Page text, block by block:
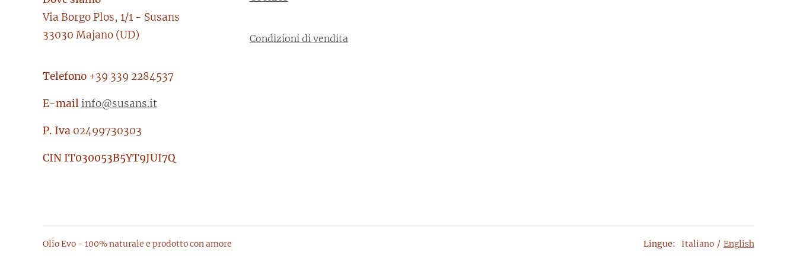
Via Borgo Plos, 1/1 - Susans
33030 Majano (UD)
Telefono +39 339 2284537
E-mailinfo@susans.it
P. Iva 02499730303
CIN IT030053B5YT9JUI7Q
Condizioni di vendita
Olio Evo - 100% naturale e prodotto con amore Lingue Italiano English